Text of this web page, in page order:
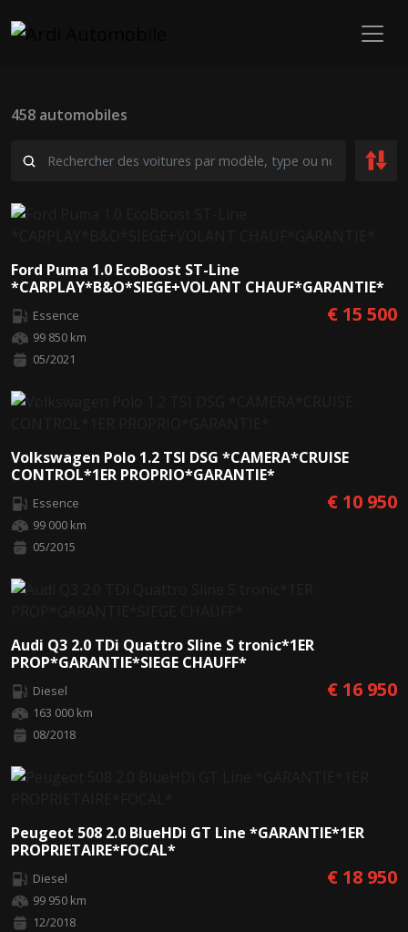
458 automobiles
Ford Puma 1.0 EcoBoost ST-Line
*CARPLAY*B&O*SIEGE+VOLANT CHAUF*GARANTIE*
Essence
99 850 km
05/2021
€ 15 500
Volkswagen Polo 1.2 TSI DSG *CAMERA*CRUISE
CONTROL*1ER PROPRIO*GARANTIE*
Essence
99 000 km
05/2015
€ 10 950
Audi Q3 2.0 TDi Quattro Sline S tronic*1ER
PROP*GARANTIE*SIEGE CHAUFF*
Diesel
163 000 km
08/2018
€ 16 950
Peugeot 508 2.0 BlueHDi GT Line *GARANTIE*1ER
PROPRIETAIRE*FOCAL*
Diesel
99 950 km
12/2018
€ 18 950